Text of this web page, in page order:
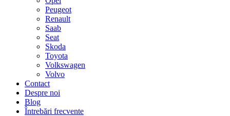
Peugeot
Renault
Saab
Seat
Skoda
Toyota
Volkswagen
Volvo
Contact
Despre noi
Blog
Întrebări frecvente